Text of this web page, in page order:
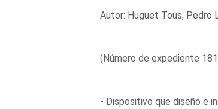
Autor: Huguet Tous, Pedro
(Número de expediente
- Dispositivo que diseñó e